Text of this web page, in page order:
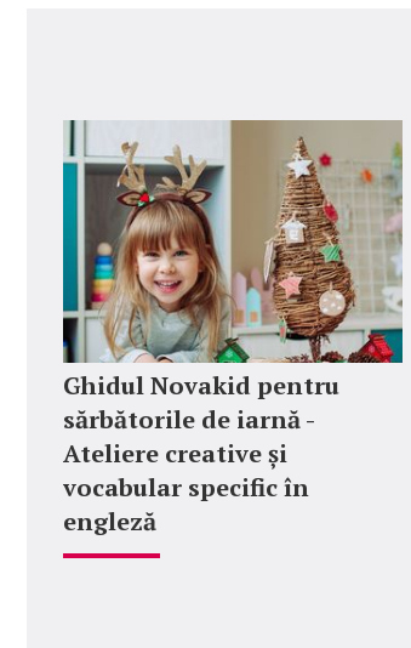
Ghidul Novakid pentru
sărbătorile de iarnă -
Ateliere creative și
vocabular specific în
engleză